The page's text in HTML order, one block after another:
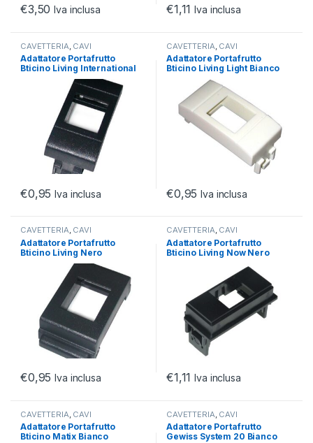
€3,50 Iva inclusa €1,11 Iva inclusa
CAVETTERIA CAVI
NETWORKING PLUG RJ45
Adattatore Portafrutto
Bticino Living International
€0,95 Iva inclusa
CAVETTERIA CAVI
NETWORKING PLUG RJ45
Adattatore Portafrutto
Bticino Living Light Bianco
€0,95 Iva inclusa
CAVETTERIA, CAVI
NETWORKING PLUG RJ45
Adattatore Portafrutto
Bticino Living Nero
€0,95 Iva inclusa
CAVETTERIA, CAVI
NETWORKING PLUG RJ45
Adattatore Portafrutto
Bticino Living Now Nero
€1,11 Iva inclusa
CAVETTERIA CAVI
NETWORKING PLUG RJ45
Adattatore Portafrutto
Bticino Matix Bianco
CAVETTERIA CAVI
NETWORKING PLUG RJ45
Adattatore Portafrutto
Gewiss System 20 Bianco